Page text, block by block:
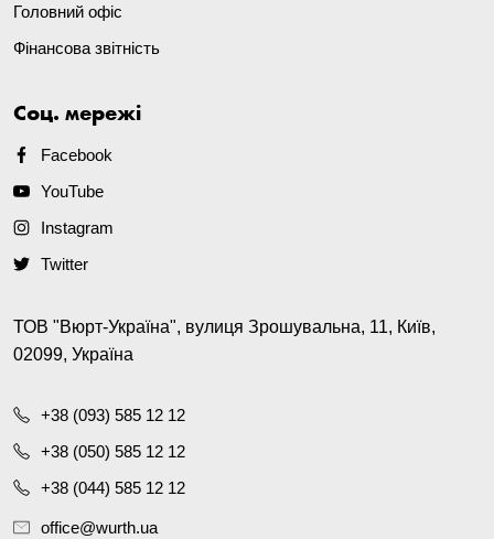
Головний офіс
Фінансова звітність
Соц. мережі
Facebook
YouTube
Instagram
Twitter
ТОВ "Вюрт-Україна", вулиця Зрошувальна, 11, Київ,
02099, Україна
+38 (093) 585 12 12
+38 (050) 585 12 12
+38 (044) 585 12 12
office@wurth.ua